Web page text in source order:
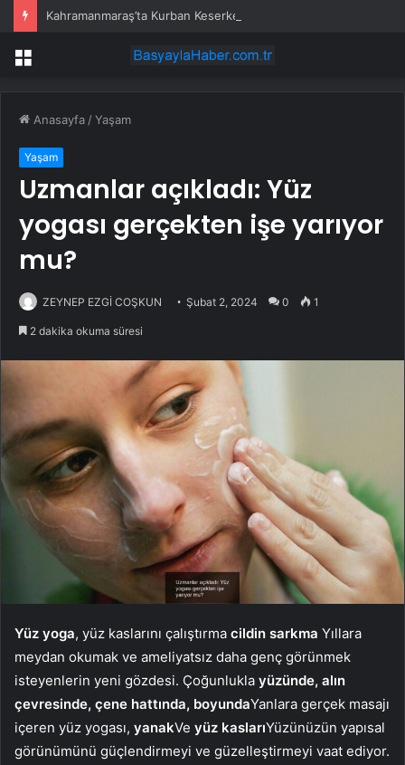
Kahramanmaraş’ta Kurban Keserken Yaralanma
Menü
Anasayfa /Yaşam
Yaşam
Uzmanlar açıkladı: Yüz
yogası gerçekten işe yarıyor
mu?
ZEYNEP EZGİ COŞKUN Şubat 2, 2024 0 1
2 dakika okuma süresi
Yüz yoga, yüz kaslarını çalıştırma cildin sarkma Yıllara
meydan okumak ve ameliyatsız daha genç görünmek
isteyenlerin yeni gözdesi. Çoğunlukla yüzünde, alın
çevresinde, çene hattında, boyundaYanlara gerçek masajı
içeren yüz yogası, yanakVe yüz kaslarıYüzünüzün yapısal
görünümünü güçlendirmeyi ve güzelleştirmeyi vaat ediyor.